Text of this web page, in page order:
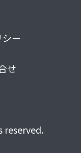
ー
せ
reserved.